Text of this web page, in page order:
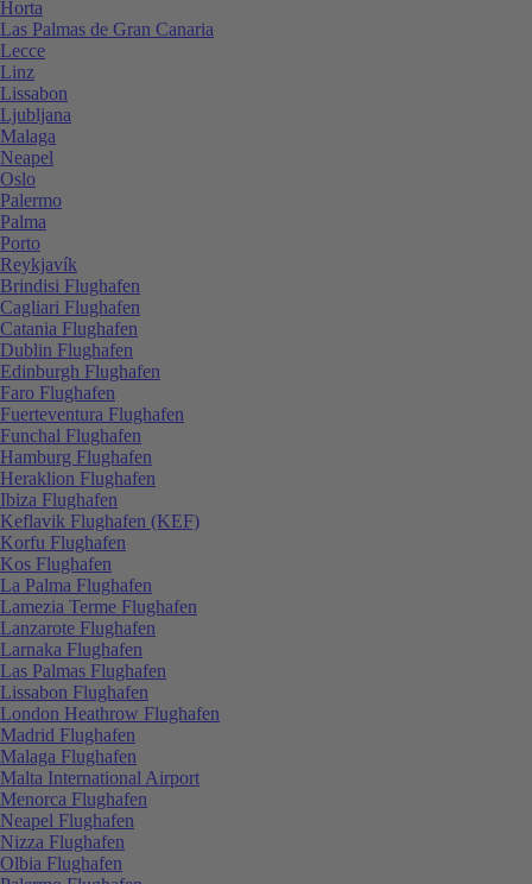
Horta
Las Palmas de Gran Canaria
Lecce
Linz
Lissabon
Ljubljana
Malaga
Neapel
Oslo
Palermo
Palma
Porto
Reykjavík
Brindisi Flughafen
Cagliari Flughafen
Catania Flughafen
Dublin Flughafen
Edinburgh Flughafen
Faro Flughafen
Fuerteventura Flughafen
Funchal Flughafen
Hamburg Flughafen
Heraklion Flughafen
Ibiza Flughafen
Keflavik Flughafen (KEF)
Korfu Flughafen
Kos Flughafen
La Palma Flughafen
Lamezia Terme Flughafen
Lanzarote Flughafen
Larnaka Flughafen
Las Palmas Flughafen
Lissabon Flughafen
London Heathrow Flughafen
Madrid Flughafen
Malaga Flughafen
Malta International Airport
Menorca Flughafen
Neapel Flughafen
Nizza Flughafen
Olbia Flughafen